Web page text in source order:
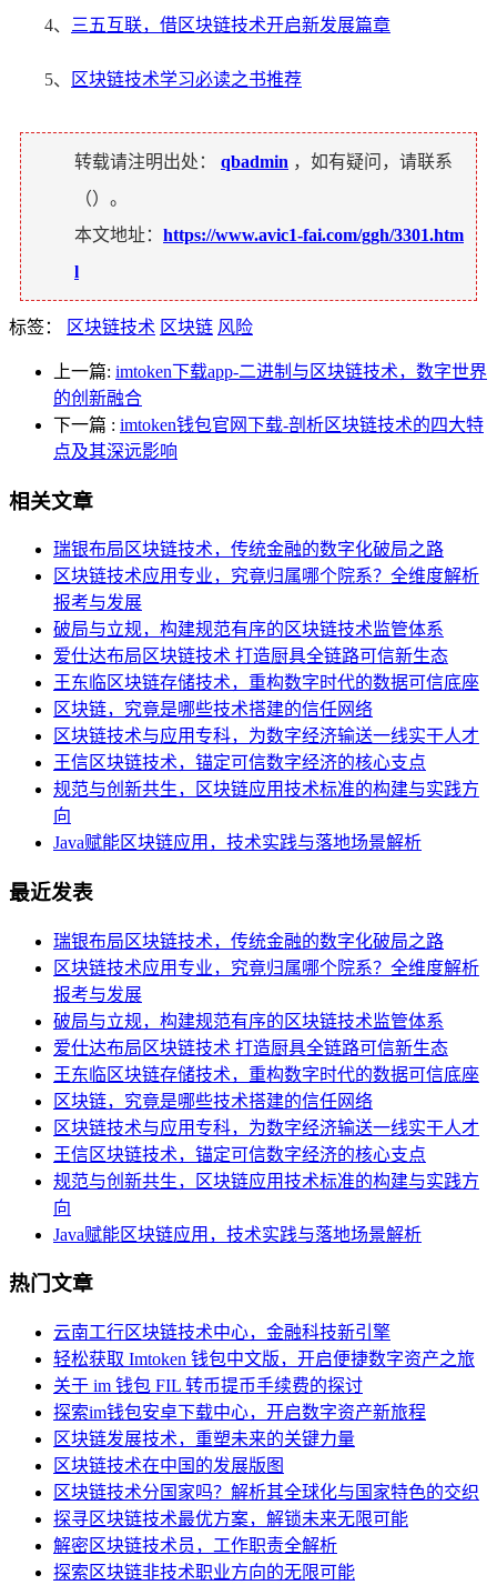
4、 三五互联，借区块链技术开启新发展篇章
5、 区块链技术学习必读之书推荐
转载请注明出处： qbadmin ，如有疑问，请联系
（）。
本文地址： https://www.avic1-fai.com/ggh/3301.htm
l
标签： 区块链技术 区块链 风险
上一篇: imtoken下载app-二进制与区块链技术，数字世界
的创新融合
下一篇 : imtoken钱包官网下载-剖析区块链技术的四大特
点及其深远影响
相关文章
瑞银布局区块链技术，传统金融的数字化破局之路
区块链技术应用专业，究竟归属哪个院系？全维度解析
报考与发展
破局与立规，构建规范有序的区块链技术监管体系
爱仕达布局区块链技术 打造厨具全链路可信新生态
王东临区块链存储技术，重构数字时代的数据可信底座
区块链，究竟是哪些技术搭建的信任网络
区块链技术与应用专科，为数字经济输送一线实干人才
王信区块链技术，锚定可信数字经济的核心支点
规范与创新共生，区块链应用技术标准的构建与实践方
向
Java赋能区块链应用，技术实践与落地场景解析
最近发表
瑞银布局区块链技术，传统金融的数字化破局之路
区块链技术应用专业，究竟归属哪个院系？全维度解析
报考与发展
破局与立规，构建规范有序的区块链技术监管体系
爱仕达布局区块链技术 打造厨具全链路可信新生态
王东临区块链存储技术，重构数字时代的数据可信底座
区块链，究竟是哪些技术搭建的信任网络
区块链技术与应用专科，为数字经济输送一线实干人才
王信区块链技术，锚定可信数字经济的核心支点
规范与创新共生，区块链应用技术标准的构建与实践方
向
Java赋能区块链应用，技术实践与落地场景解析
热门文章
云南工行区块链技术中心，金融科技新引擎
轻松获取 Imtoken 钱包中文版，开启便捷数字资产之旅
关于 im 钱包 FIL 转币提币手续费的探讨
探索im钱包安卓下载中心，开启数字资产新旅程
区块链发展技术，重塑未来的关键力量
区块链技术在中国的发展版图
区块链技术分国家吗？解析其全球化与国家特色的交织
探寻区块链技术最优方案，解锁未来无限可能
解密区块链技术员，工作职责全解析
探索区块链非技术职业方向的无限可能